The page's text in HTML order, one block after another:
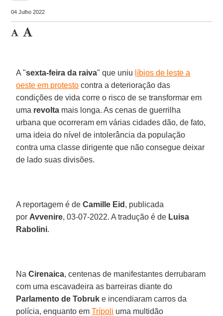
04 Julho 2022
A "sexta-feira da raiva" que uniu líbios de leste a
oeste em protesto contra a deterioração das
condições de vida corre o risco de se transformar em
uma revolta mais longa. As cenas de guerrilha
urbana que ocorreram em várias cidades dão, de fato,
uma ideia do nível de intolerância da população
contra uma classe dirigente que não consegue deixar
de lado suas divisões.
A reportagem é deCamille Eid , publicada
por Avvenire, 03-07-2022. A tradução é de Luisa
Rabolini.
NaCirenaica, centenas de manifestantes derrubaram
com uma escavadeira as barreiras diante do
Parlamento de Tobruk e incendiaram carros da
polícia, enquanto emTrípoli uma multidão